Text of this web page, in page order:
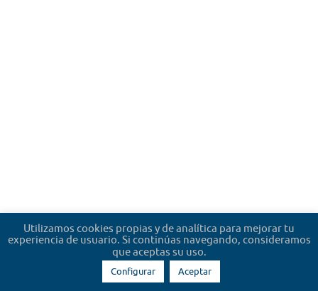
Utilizamos cookies propias y de analítica para mejorar tu
experiencia de usuario. Si continúas navegando, consideramos
que aceptas su uso.
Configurar Aceptar